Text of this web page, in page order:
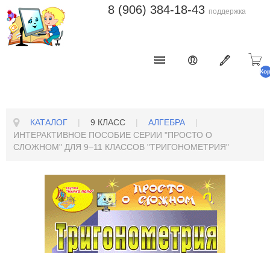
8 (906) 384-18-43 поддержка
КАТАЛОГ | 9 КЛАСС | АЛГЕБРА
|
ИНТЕРАКТИВНОЕ ПОСОБИЕ СЕРИИ "ПРОСТО О
СЛОЖНОМ" ДЛЯ 9–11 КЛАССОВ "ТРИГОНОМЕТРИЯ"